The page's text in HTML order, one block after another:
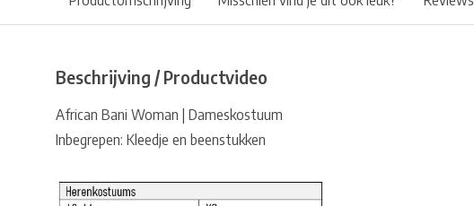
Beschrijving / Productvideo
African Bani Woman | Dameskostuum
Inbegrepen: Kleedje en beenstukken